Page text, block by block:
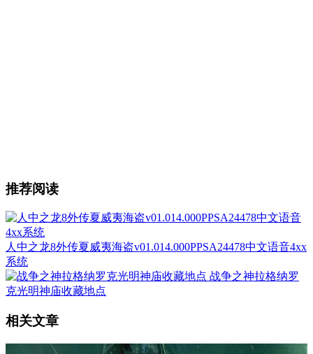
推荐阅读
人中之龙8外传夏威夷海盗v01.014.000PPSA24478中文语音4xx
系统
战争之神拉格纳罗
克光明神庙收藏地点
相关文章